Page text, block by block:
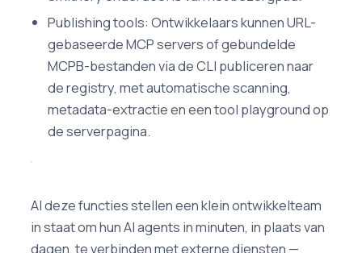
Publishing tools: Ontwikkelaars kunnen URL-
gebaseerde MCP servers of gebundelde
MCPB-bestanden via de CLI publiceren naar
de registry, met automatische scanning,
metadata-extractie en een tool playground op
de serverpagina.
Al deze functies stellen een klein ontwikkelteam
in staat om hun AI agents in minuten, in plaats van
dagen, te verbinden met externe diensten —